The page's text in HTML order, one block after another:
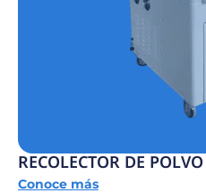
RECOLECTOR DE
Conoce más